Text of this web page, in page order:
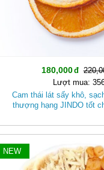
180,000
Lượt mua:
Cam thái lát sấy khô,
thượng hạng JINDO tốt
NEW